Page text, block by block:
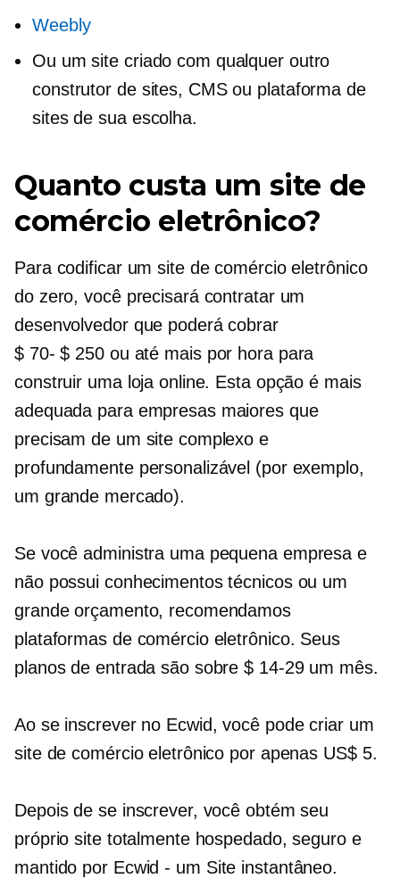
Weebly
Ou um site criado com qualquer outro
construtor de sites, CMS ou plataforma de
sites de sua escolha.
Quanto custa um site de
comércio eletrônico?
Para codificar um site de comércio eletrônico
do zero, você precisará contratar um
desenvolvedor que poderá cobrar
$ 70- $ 250ou até mais por hora para
construir uma loja online. Esta opção é mais
adequada para empresas maiores que
precisam de um site complexo e
profundamente personalizável (por exemplo,
um grande mercado).
Se você administra uma pequena empresa e
não possui conhecimentos técnicos ou um
grande orçamento, recomendamos
plataformas de comércio eletrônico. Seus
planos de entrada são sobre$ 14-29um mês.
Ao se inscrever no Ecwid, você pode criar um
site de comércio eletrônico por apenas US$ 5.
Depois de se inscrever, você obtém seu
próprio site totalmente hospedado, seguro e
mantido por Ecwid - um Site instantâneo.